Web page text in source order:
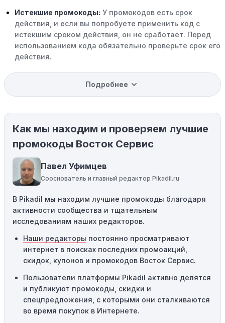
Истекшие промокоды: У промокодов есть срок
действия, и если вы попробуете применить код с
истекшим сроком действия, он не сработает. Перед
использованием кода обязательно проверьте срок его
действия.
Уже со скидкой:В некоторых случаях интересующий
вас товар может быть уже со скидкой. Некоторые
магазины предлагают скидки и акции напрямую, без
Ограничения на использование промокода:
Некоторые промокоды распространяются только на
определенные товары, бренды или категории. Если вы
пытаетесь применить код к товару, не
соответствующему критериям, он не сработает.
промокоды требуют соблюдения минимального
порога покупки, чтобы получить право на скидку. Если
сумма в корзине не соответствует указанному порогу,
код не сработает.
Географические ограничения:Действие некоторых
промокодов может быть ограничено определенными
местами или регионами. Если вы находитесь за
пределами указанного региона, то код не будет
применяться.
Подробнее
Как мы находим и проверяем лучшие
промокоды Восток Сервис
Павел Уфимцев
Сооснователь и главный редактор Pikadil.ru
В Pikadil мы находим лучшие промокоды благодаря
активности сообщества и тщательным
исследованиям наших редакторов.
Наши редакторы постоянно просматривают
интернет в поисках последних промоакций,
скидок, купонов и промокодов Восток Сервис.
Пользователи платформы Pikadil активно делятся
и публикуют промокоды, скидки и
спецпредложения, с которыми они сталкиваются
во время покупок в Интернете.